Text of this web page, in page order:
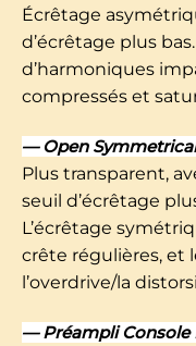
Écrêtage
d’écrêtage plus
d’harmoniques
compressés et
— Open
Plus transparent,
seuil d’écrêtage
L’écrêtage
crête régulières, et
l’overdrive/la
— Préampli